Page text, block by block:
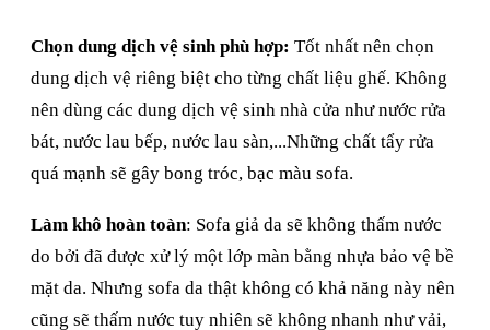
Chọn dung dịch vệ sinh phù hợp: Tốt nhất nên chọn
dung dịch vệ riêng biệt cho từng chất liệu ghế. Không
nên dùng các dung dịch vệ sinh nhà cửa như nước rửa
bát, nước lau bếp, nước lau sàn,...Những chất tẩy rửa
quá mạnh sẽ gây bong tróc, bạc màu sofa.
Làm khô hoàn toàn: Sofa giả da sẽ không thấm nước
do bởi đã được xử lý một lớp màn bằng nhựa bảo vệ bề
mặt da. Nhưng sofa da thật không có khả năng này nên
cũng sẽ thấm nước tuy nhiên sẽ không nhanh như vải,